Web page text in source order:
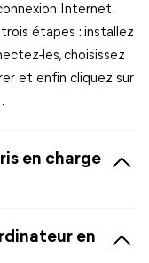
Internet.
étapes : installez
les, choisissez
et enfin cliquez sur
en charge
en